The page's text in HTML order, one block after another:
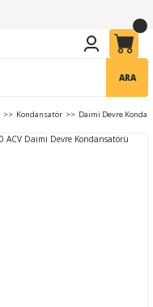
ARA
Kondansatör Daimi Devre